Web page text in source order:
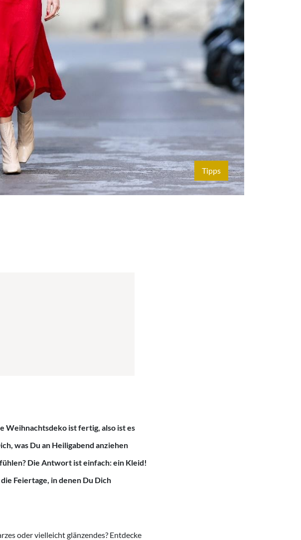
Tipps
Weihnachtsdeko ist fertig, also ist es
was Du an Heiligabend anziehen
Die Antwort ist einfach: ein Kleid!
Feiertage, in denen Du Dich
oder vielleicht glänzendes? Entdecke